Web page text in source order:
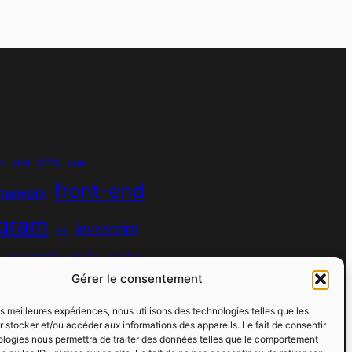
Gérer le consentement
meilleures expériences, nous utilisons des technologies telles que les
stocker et/ou accéder aux informations des appareils. Le fait de consentir
nous permettra de traiter des données telles que le comportement
chat cms coda
front-end
ios javascript
node module nutrition parallax
sport spotify spécificité